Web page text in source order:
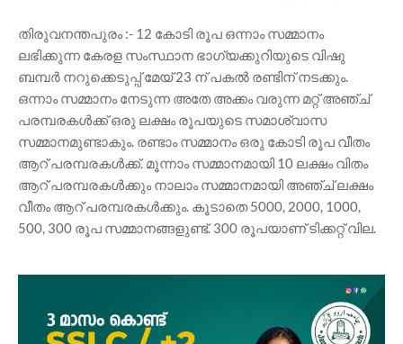
തിരുവനന്തപുരം :- 12 കോടി രൂപ ഒന്നാം സമ്മാനം
ലഭിക്കുന്ന കേരള സംസ്ഥാന ഭാഗ്യക്കുറിയുടെ വിഷു
ബമ്പർ നറുക്കെടുപ്പ് മേയ് 23 ന് പകൽ രണ്ടിന് നടക്കും.
ഒന്നാം സമ്മാനം നേടുന്ന അതേ അക്കം വരുന്ന മറ്റ് അഞ്ച്
പരമ്പരകൾക്ക് ഒരു ലക്ഷം രൂപയുടെ സമാശ്വാസ
സമ്മാനമുണ്ടാകും. രണ്ടാം സമ്മാനം ഒരു കോടി രൂപ വീതം
ആറ് പരമ്പരകൾക്ക്. മൂന്നാം സമ്മാനമായി 10 ലക്ഷം വിതം
ആറ് പരമ്പരകൾക്കും നാലാം സമ്മാനമായി അഞ്ച് ലക്ഷം
വീതം ആറ് പരമ്പരകൾക്കും. കൂടാതെ 5000, 2000, 1000,
500, 300 രൂപ സമ്മാനങ്ങളുണ്ട്. 300 രൂപയാണ് ടിക്കറ്റ് വില.